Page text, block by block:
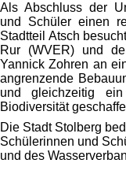
Als Abschluss der
und Schüler einen
Stadtteil Atsch
Rur (WVER) und
Yannick Zohren an
angrenzende
und gleichzeitig
Biodiversität
Die Stadt Stolberg
Schülerinnen und
und des